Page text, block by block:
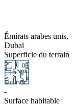
Émirats arabes unis,
Dubaï
Superficie du terrain
-
Surface habitable